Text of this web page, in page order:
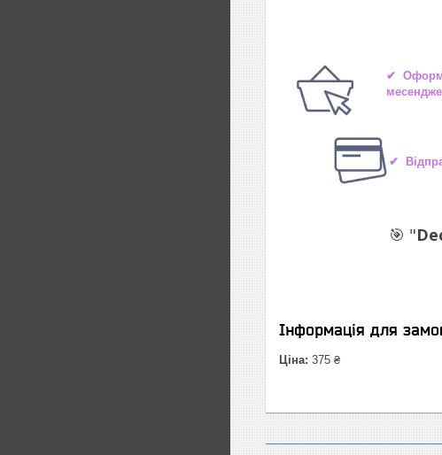
✔
✔
🎯 "
Інформація для
Ціна: 375 ₴